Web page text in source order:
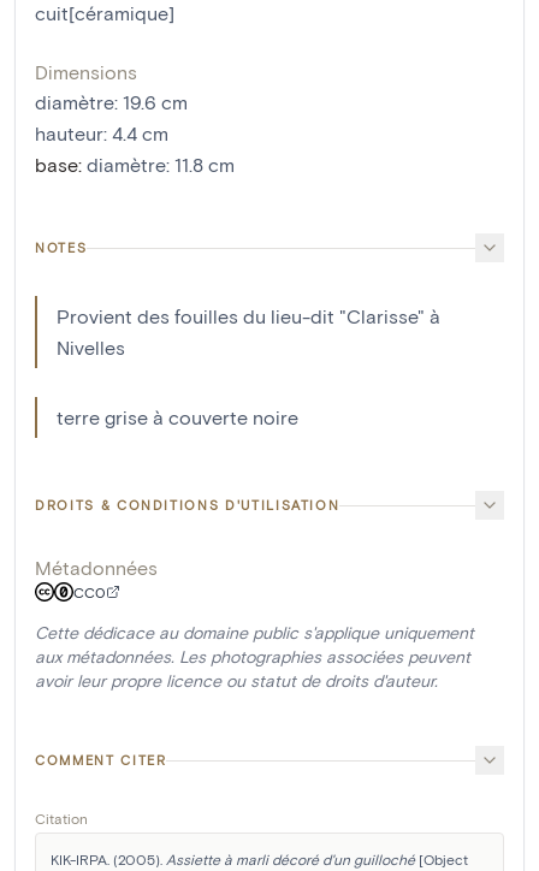
cuit[céramique]
Dimensions
diamètre: 19.6 cm
hauteur: 4.4 cm
base: diamètre: 11.8 cm
NOTES
Provient des fouilles du lieu-dit "Clarisse" à
Nivelles
terre grise à couverte noire
DROITS & CONDITIONS D'UTILISATION
Métadonnées
CC0
Cette dédicace au domaine public s'applique uniquement
aux métadonnées. Les photographies associées peuvent
avoir leur propre licence ou statut de droits d'auteur.
COMMENT CITER
Citation
KIK-IRPA. (2005). Assiette à marli décoré d'un guilloché [Object